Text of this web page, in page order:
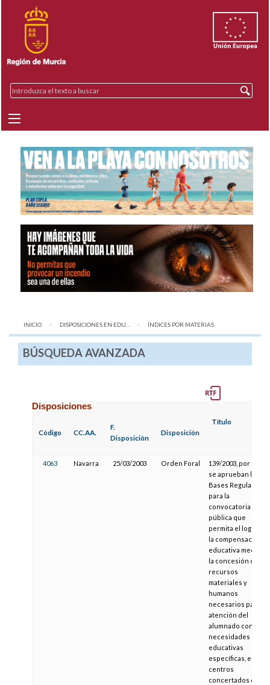
INICIO DISPOSICIONES EN EDU... AQUÍ:
ÍNDICES POR MATERIAS
BÚSQUEDA AVANZADA
Disposiciones
Código CC.AA.
F.
Disposición
Disposición
Título
4063 Navarra 25/03/2003 Orden Foral
139/2003, por la que
se aprueban las
Bases Reguladoras
para la
convocatoria
pública que
permita el logro de
la compensación
educativa
la concesión de los
recursos
materiales y
humanos
necesarios para la
atención del
alumnado con
necesidades
educativas
específicas, en los
centros
concertados de la